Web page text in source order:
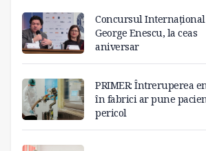
Concursul Internațional
George Enescu, la ceas
aniversar
PRIMER: Întreruperea
în fabrici ar pune
pericol